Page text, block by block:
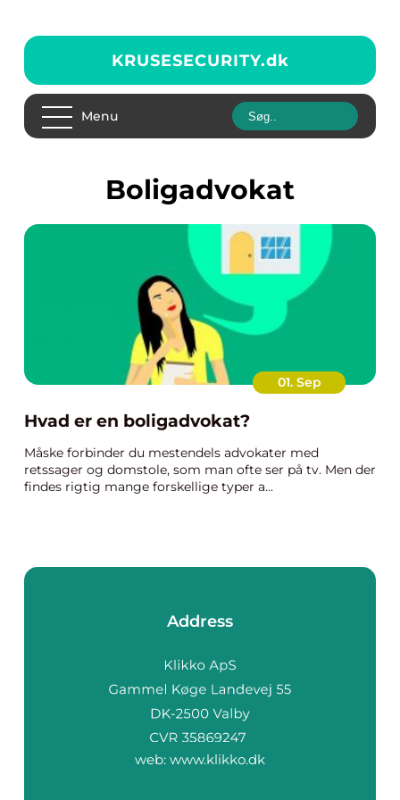
KRUSESECURITY.dk
Menu
boligadvokat
01. Sep
Hvad er en boligadvokat?
Måske forbinder du mestendels advokater med
retssager og domstole, som man ofte ser på tv. Men der
findes rigtig mange forskellige typer a...
Address
web: www.klikko.dk